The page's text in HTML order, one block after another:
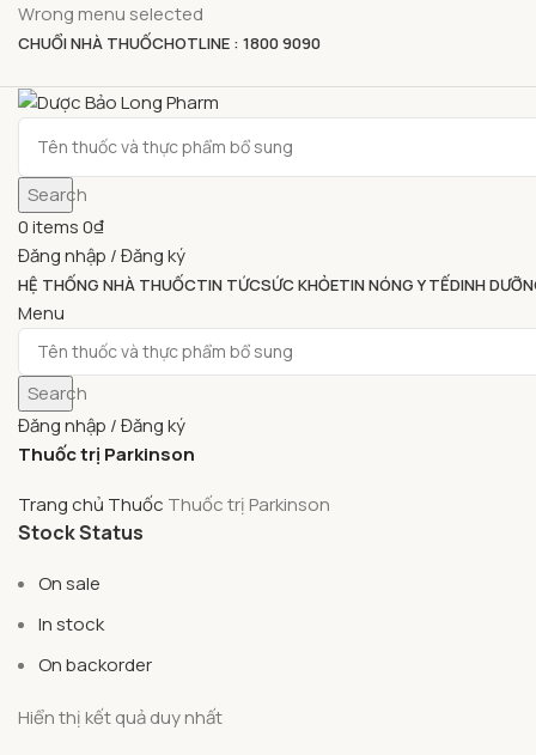
Wrong menu selected
CHUỔI NHÀ THUỐCHOTLINE : 1800 9090
Search
0items0₫
Đăng nhập / Đăng ký
HỆ THỐNG NHÀ THUỐCTIN TỨCSỨC KHỎETIN NÓNG Y TẾDINH
Menu
Search
Đăng nhập / Đăng ký
Thuốc trị Parkinson
Trang chủ Thuốc Thuốc trị Parkinson
Stock Status
On sale
In stock
On backorder
Hiển thị kết quả duy nhất